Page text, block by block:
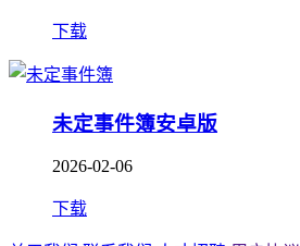
下载
未定事件簿安卓版
2026-02-06
下载